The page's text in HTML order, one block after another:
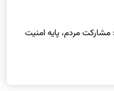
مردم، پایه امنیت